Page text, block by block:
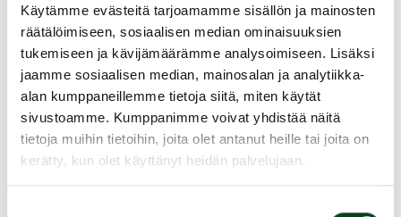
Käytämme evästeitä tarjoamamme sisällön ja mainosten
räätälöimiseen, sosiaalisen median ominaisuuksien
tukemiseen ja kävijämäärämme analysoimiseen. Lisäksi
jaamme sosiaalisen median, mainosalan ja analytiikka-
alan kumppaneillemme tietoja siitä, miten käytät
sivustoamme. Kumppanimme voivat yhdistää näitä
tietoja muihin tietoihin, joita olet antanut heille tai joita on
kerätty, kun olet käyttänyt heidän palvelujaan.
26.4.–9.9.2026
Masku
Tutustu kurssiin